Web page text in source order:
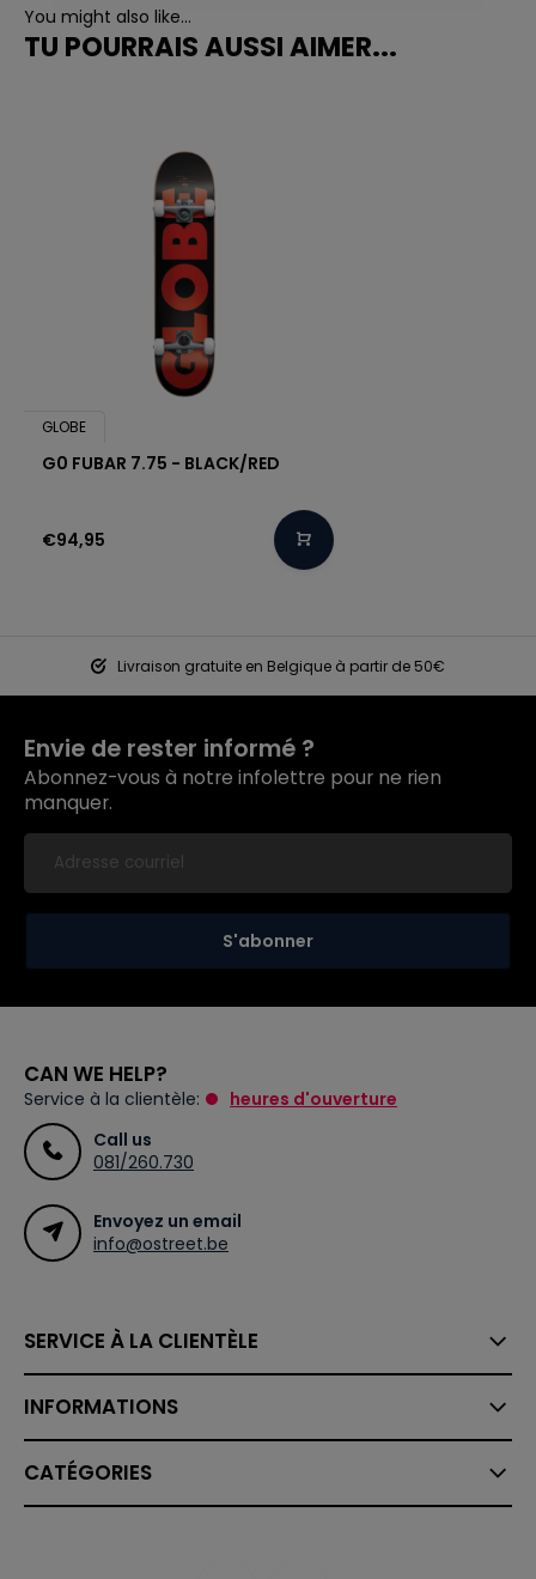
You might also like...
TU POURRAIS AUSSI AIMER...
GLOBE
G0 FUBAR 7.75 - BLACK/RED
€94,95
Livraison gratuite en Belgique à partir de 50€
Envie de rester informé ?
Abonnez-vous à notre infolettre pour ne rien
manquer.
S'abonner
CAN WE HELP?
Service à la clientèle:
heures d'ouverture
Call us
081/260.730
Envoyez un email
info@ostreet.be
SERVICE À LA CLIENTÈLE
INFORMATIONS
CATÉGORIES